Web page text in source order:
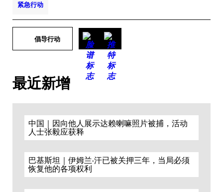
紧急行动
倡导行动
最近新增
中国｜因向他人展示达赖喇嘛照片被捕，活动
人士张毅应获释
巴基斯坦｜伊姆兰·汗已被关押三年，当局必须
恢复他的各项权利